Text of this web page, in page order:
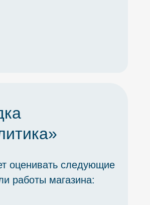
оценивать следующие
работы магазина: